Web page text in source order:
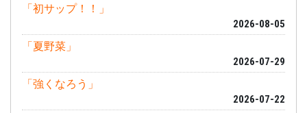
「初サップ！！」
2026-08-05
「夏野菜」
2026-07-29
「強くなろう」
2026-07-22